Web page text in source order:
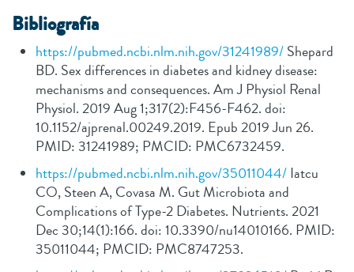
Bibliografía
https://pubmed.ncbi.nlm.nih.gov/31241989/Shepard
BD. Sex differences in diabetes and kidney disease:
mechanisms and consequences. Am J Physiol Renal
Physiol. 2019 Aug 1;317(2):F456-F462. doi:
10.1152/ajprenal.00249.2019. Epub 2019 Jun 26.
PMID: 31241989; PMCID: PMC6732459.
https://pubmed.ncbi.nlm.nih.gov/35011044/Iatcu
CO, Steen A, Covasa M. Gut Microbiota and
Complications of Type-2 Diabetes. Nutrients. 2021
Dec 30;14(1):166. doi: 10.3390/nu14010166. PMID:
35011044; PMCID: PMC8747253.